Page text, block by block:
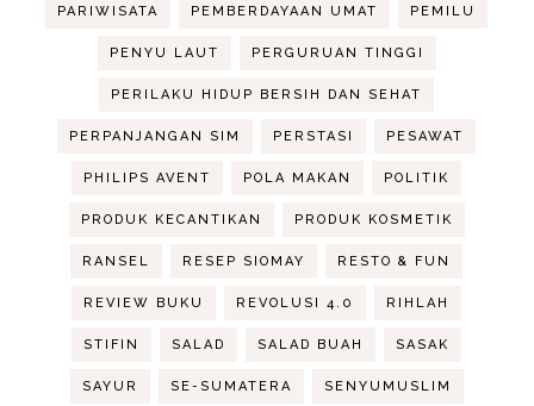
PARIWISATA PEMBERDAYAAN UMAT PEMILU
PENYU LAUT PERGURUAN TINGGI
PERILAKU HIDUP BERSIH DAN SEHAT
PERPANJANGAN SIM PERSTASI PESAWAT
PHILIPS AVENT POLA MAKAN POLITIK
PRODUK KECANTIKAN PRODUK KOSMETIK
RANSEL RESEP SIOMAY RESTO & FUN
REVIEW BUKU REVOLUSI 4.0 RIHLAH
STIFIN SALAD SALAD BUAH SASAK
SAYUR SE-SUMATERA SENYUMUSLIM